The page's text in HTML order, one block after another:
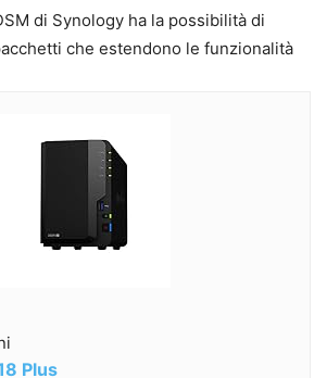
di Synology ha la possibilità di
che estendono le funzionalità
Plus